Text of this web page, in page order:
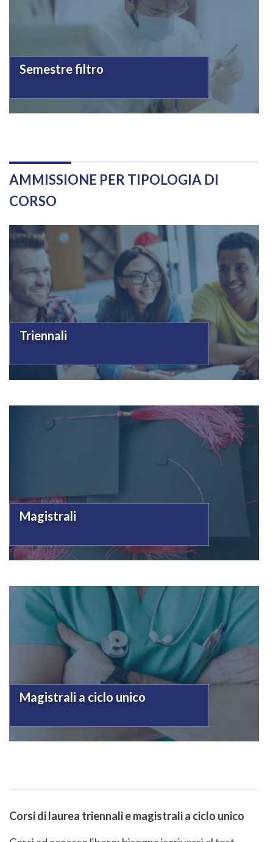
Semestre filtro
AMMISSIONE PER TIPOLOGIA DI
CORSO
Triennali
Magistrali
Magistrali a ciclo unico
Corsi di laurea triennali e magistrali a ciclo unico